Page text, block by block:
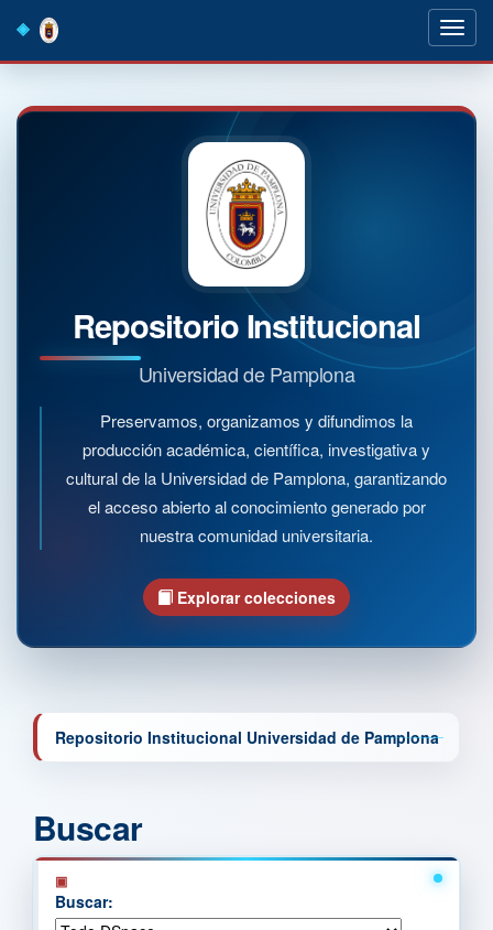
navigation
Repositorio Institucional
Universidad de Pamplona
Preservamos, organizamos y difundimos la
producción académica, científica, investigativa y
cultural de la Universidad de Pamplona, garantizando
el acceso abierto al conocimiento generado por
nuestra comunidad universitaria.
Explorar colecciones
Repositorio Institucional Universidad de Pamplona
Buscar
Buscar: